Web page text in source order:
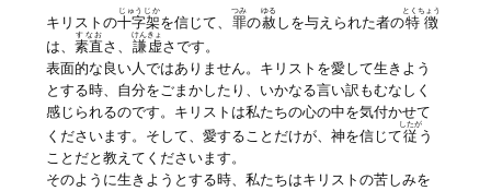
キリストの十字架
じゅうじか
を信じて、 罪
つみ
の赦
ゆる
しを与えられた者の特徴
とくちょう
は、素直
すなお
さ、 謙虚
けんきょ
さです。
表面的な良い人ではありません。キリストを愛して生きよう
とする時、自分をごまかしたり、いかなる言い訳もむなしく
感じられるのです。キリストは私たちの心の中を気付かせて
くださいます。そして、愛することだけが、神を信じて従
したが
う
ことだと教えてくださいます。
そのように生きようとする時、私たちはキリストの苦しみを